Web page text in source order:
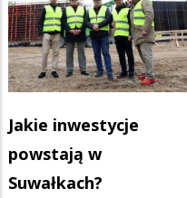
Jakie inwestycje
powstają w
Suwałkach?